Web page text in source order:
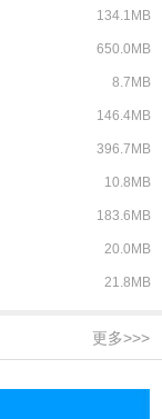
134.1MB
650.0MB
8.7MB
146.4MB
396.7MB
10.8MB
183.6MB
20.0MB
21.8MB
更多>>>